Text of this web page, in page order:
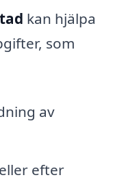
kan hjälpa
som
av
efter